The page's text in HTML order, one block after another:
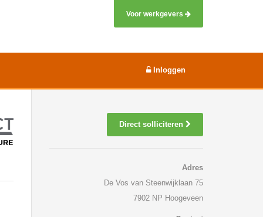
Voor werkgevers
Inloggen
Direct solliciteren
Adres
De Vos van Steenwijklaan 75
7902 NP Hoogeveen